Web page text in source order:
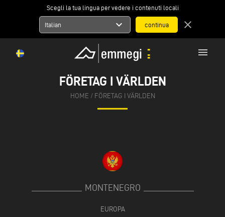
Scegli la tua lingua per vedere i contenuti locali
Italian expand_more close
menu
FÖRETAG I VÄRLDEN
HOME / FÖRETAG I VÄRLDEN
MONTENEGRO
EUROPA